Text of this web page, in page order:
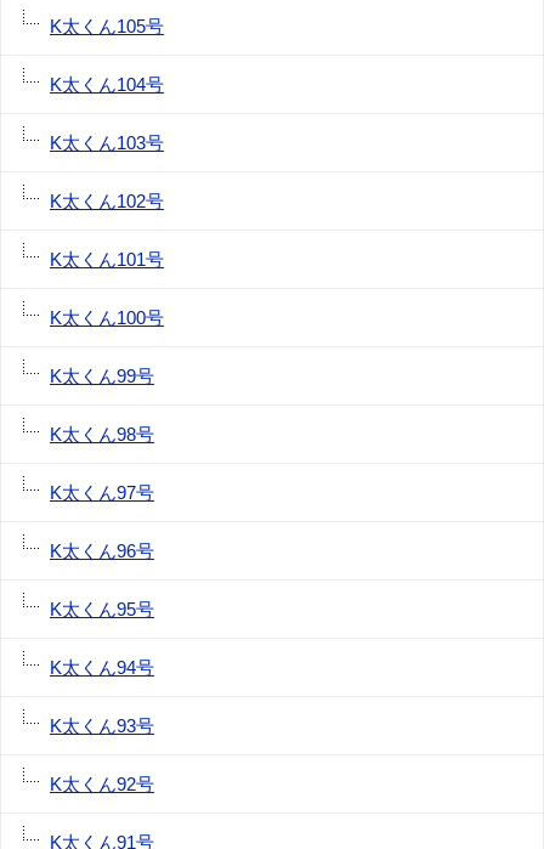
K太くん105号
K太くん104号
K太くん103号
K太くん102号
K太くん101号
K太くん100号
K太くん99号
K太くん98号
K太くん97号
K太くん96号
K太くん95号
K太くん94号
K太くん93号
K太くん92号
K太くん91号